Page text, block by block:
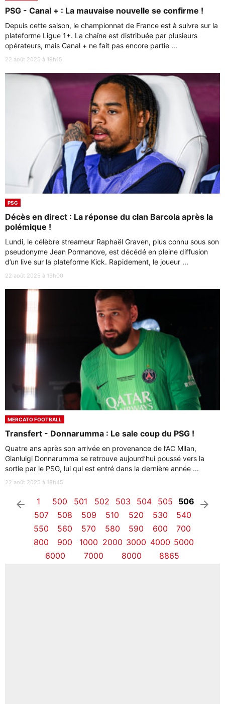
PSG - Canal + : La mauvaise nouvelle se confirme !
Depuis cette saison, le championnat de France est à suivre sur la
plateforme Ligue 1+. La chaîne est distribuée par plusieurs
opérateurs, mais Canal + ne fait pas encore partie ...
22 août 2025 à 19h15
PSG
Décès en direct : La réponse du clan Barcola après la
polémique !
Lundi, le célèbre streameur Raphaël Graven, plus connu sous son
pseudonyme Jean Pormanove, est décédé en pleine diffusion
d’un live sur la plateforme Kick. Rapidement, le joueur ...
22 août 2025 à 19h00
MERCATO FOOTBALL
Transfert - Donnarumma : Le sale coup du PSG !
Quatre ans après son arrivée en provenance de l’AC Milan,
Gianluigi Donnarumma se retrouve aujourd’hui poussé vers la
sortie par le PSG, lui qui est entré dans la dernière année ...
22 août 2025 à 18h45
arrow_left 1 500 501 502 503 504 505
506
507
508 509 510 520 530
540
550
560 570 580 590 600
700
800
900 1000 2000 3000 4000 5000
6000
7000 8000 8865
arrow_right